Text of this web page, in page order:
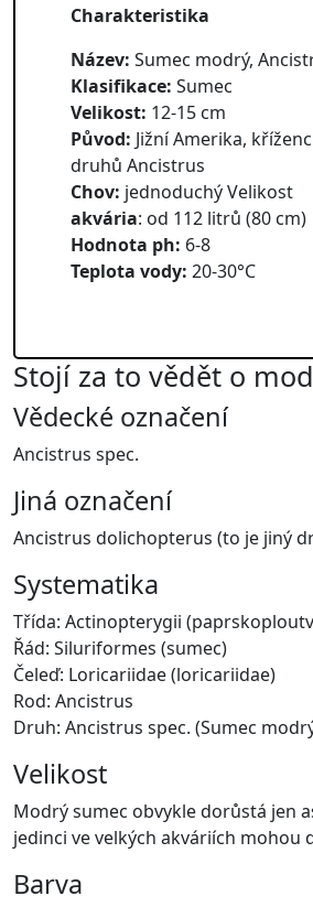
Charakteristika
Název: Sumec modrý,
Klasifikace: Sumec
Velikost: 12-15 cm
Původ: Jižní Amerika,
druhů Ancistrus
Chov: jednoduchý Velikost
akvária: od 112 litrů (80 cm)
Hodnota ph: 6-8
Teplota vody: 20-30°C
Stojí za to vědět o
Vědecké označení
Ancistrus spec.
Jiná označení
Ancistrus dolichopterus (to je jiný
Systematika
Třída: Actinopterygii
Řád: Siluriformes (sumec)
Čeleď: Loricariidae (loricariidae)
Rod: Ancistrus
Druh: Ancistrus spec. (Sumec
Velikost
Modrý sumec obvykle dorůstá jen
jedinci ve velkých akváriích mohou
Barva